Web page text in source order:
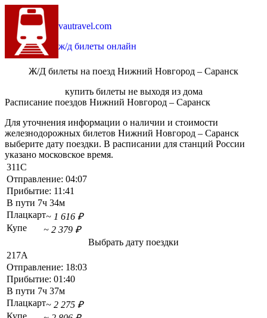
vautravel.com
ж/д билеты онлайн
Ж/Д билеты на поезд Нижний Новгород – Саранск
купить билеты не выходя из дома
Расписание поездов Нижний Новгород – Саранск
Для уточнения информации о наличии и стоимости
железнодорожных билетов Нижний Новгород – Саранск
выберите дату поездки. В расписании для станций России
указано московское время.
311С
Отправление: 04:07
Прибытие: 11:41
В пути 7ч 34м
Плацкарт~ 1 616 ₽
Купе
~ 2 379 ₽
Выбрать дату поездки
217А
Отправление: 18:03
Прибытие: 01:40
В пути 7ч 37м
Плацкарт~ 2 275 ₽